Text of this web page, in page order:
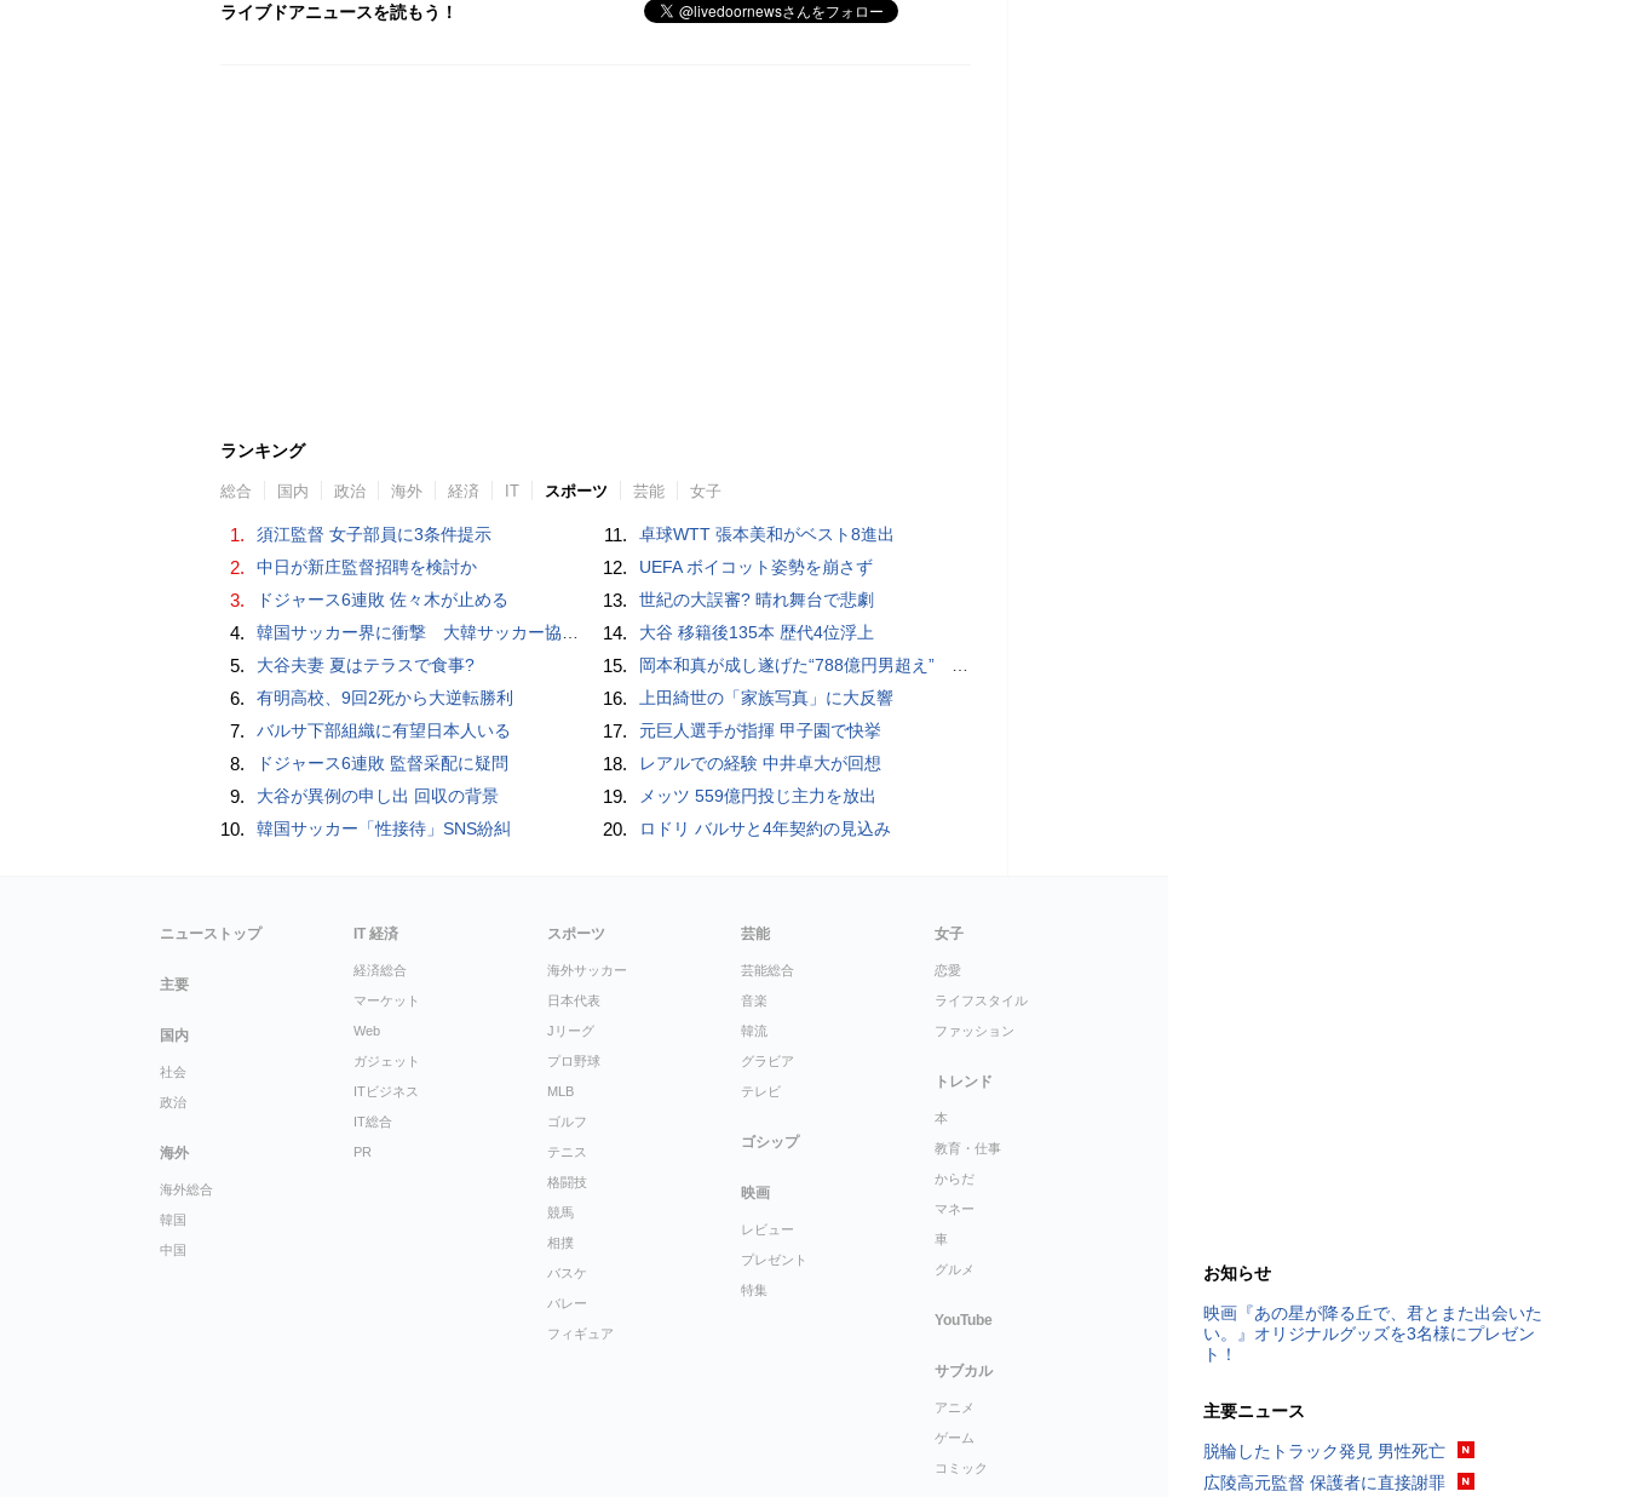
ライブドアニュースを読もう！
ランキング
総合 国内 政治 海外 経済 IT スポーツ 芸能 女子
1. 須江監督 女子部員に3条件提示
2. 中日が新庄監督招聘を検討か
3. ドジャース6連敗 佐々木が止める
4. 韓国サッカー界に衝撃 大韓サッカー協会に外国人審判への“性的接待”疑惑 韓国メディアが報道
5. 大谷夫妻 夏はテラスで食事?
6. 有明高校、9回2死から大逆転勝利
7. バルサ下部組織に有望日本人いる
8. ドジャース6連敗 監督采配に疑問
9. 大谷が異例の申し出 回収の背景
10. 韓国サッカー「性接待」SNS紛糾
11. 卓球WTT 張本美和がベスト8進出
12. UEFA ボイコット姿勢を崩さず
13. 世紀の大誤審? 晴れ舞台で悲劇
14. 大谷 移籍後135本 歴代4位浮上
15. 岡本和真が成し遂げた“788億円男超え” いつのまにか「3位」…見据える球団記録更新
16. 上田綺世の「家族写真」に大反響
17. 元巨人選手が指揮 甲子園で快挙
18. レアルでの経験 中井卓大が回想
19. メッツ 559億円投じ主力を放出
20. ロドリ バルサと4年契約の見込み
お知らせ
映画『あの星が降る丘で、君とまた出会いた
い。』オリジナルグッズを3名様にプレゼン
ト！
主要ニュース
脱輪したトラック発見 男性死亡
広陵高元監督 保護者に直接謝罪
ニューストップ
主要
国内
社会
政治
海外
海外総合
韓国
中国
IT 経済
経済総合
マーケット
Web
ガジェット
ITビジネス
IT総合
PR
スポーツ
海外サッカー
日本代表
Jリーグ
プロ野球
MLB
ゴルフ
テニス
格闘技
競馬
相撲
バスケ
バレー
フィギュア
芸能
芸能総合
音楽
韓流
グラビア
テレビ
ゴシップ
映画
レビュー
プレゼント
特集
女子
恋愛
ライフスタイル
ファッション
トレンド
本
教育・仕事
からだ
マネー
車
グルメ
YouTube
サブカル
アニメ
ゲーム
コミック